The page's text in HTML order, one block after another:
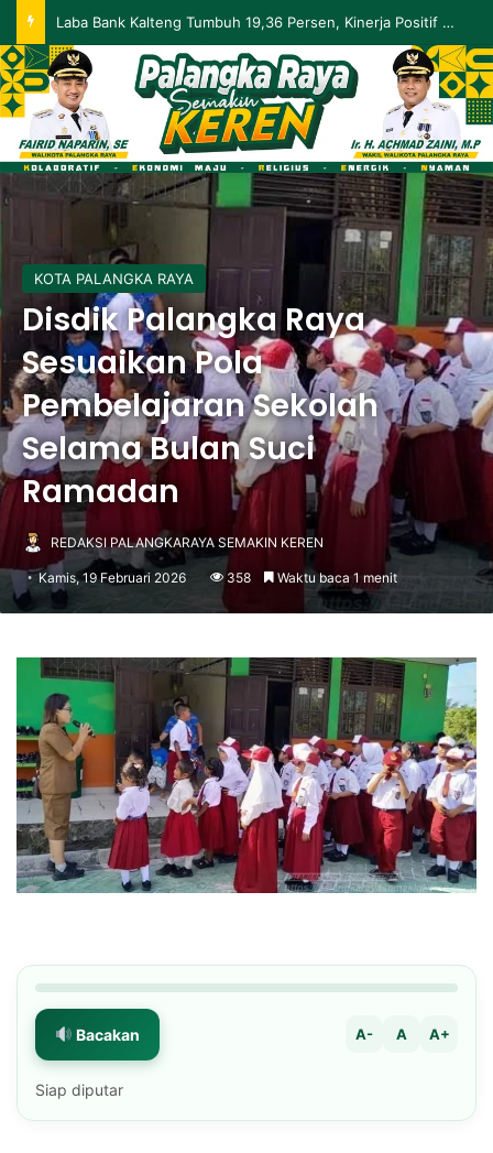
Laba Bank Kalteng Tumbuh 19,36 Persen, Kinerja Positif Berlanjut hingga Mei 2026
KOTA PALANGKA RAYA
Disdik Palangka Raya
Sesuaikan Pola
Pembelajaran Sekolah
Selama Bulan Suci
Ramadan
REDAKSI PALANGKARAYA SEMAKIN KEREN
Kamis, 19 Februari 2026 358 Waktu baca 1 menit
Bacakan A- A A+
Siap diputar